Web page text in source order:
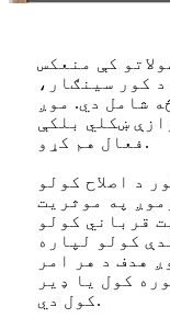
کې منعکس
کور سینګار،
شامل دي. موږ
ښکلي بلکې
فعال هم کړو.
د اصلاح کولو
په موثریت
قرباني کولو
کولو لپاره
هدف د هر امر
کول یا ډیر
کول دي.